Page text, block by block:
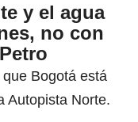
y el agua
no con
Bogotá está
Autopista Norte.